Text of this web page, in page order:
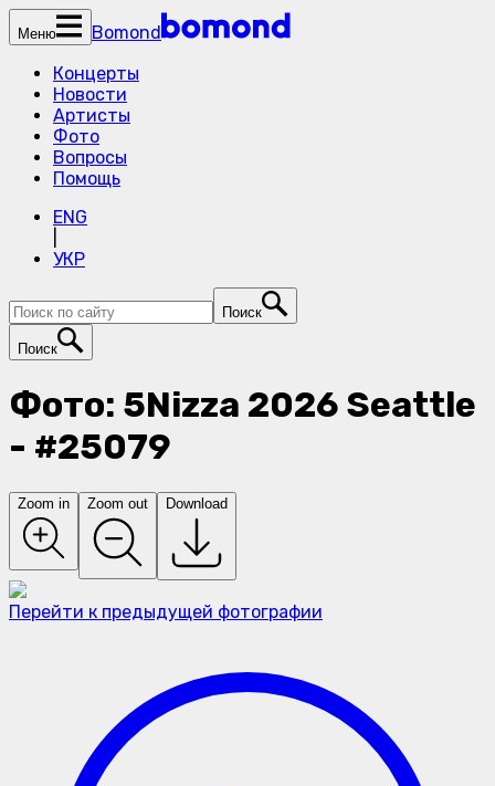
Меню
Bomond
Концерты
Новости
Артисты
Фото
Вопросы
Помощь
ENG
УКР
Поиск
Поиск
Фото: 5Nizza 2026 Seattle
- #25079
Zoom in Zoom out Download
Перейти к предыдущей фотографии